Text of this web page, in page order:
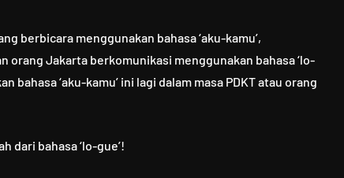
berbicara menggunakan bahasa ‘aku-kamu’,
orang Jakarta berkomunikasi menggunakan bahasa ‘lo-
bahasa ‘aku-kamu’ ini lagi dalam masa PDKT atau orang
dari bahasa ‘lo-gue’!